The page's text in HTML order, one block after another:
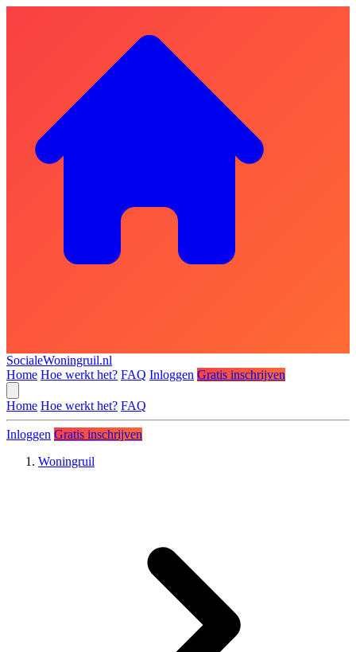
SocialeWoningruil.nl
Home Hoe werkt het? FAQ Inloggen Gratis inschrijven
Home Hoe werkt het? FAQ
Inloggen Gratis inschrijven
Woningruil